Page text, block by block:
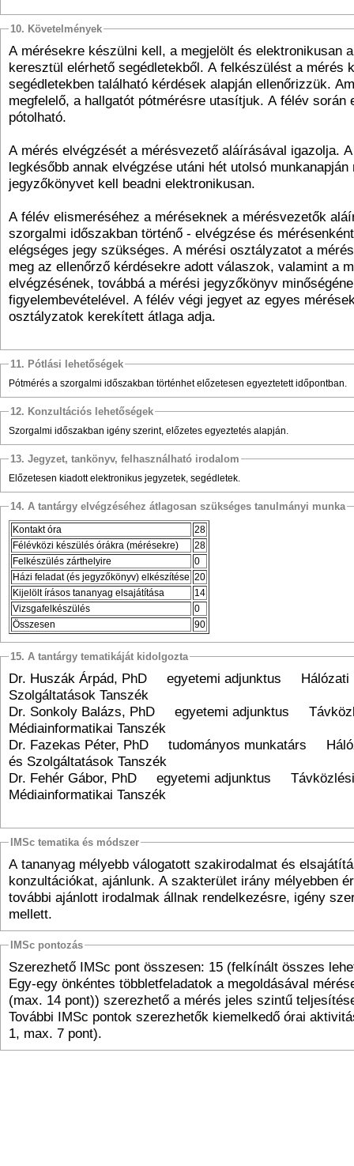
10. Követelmények
A mérésekre készülni kell, a megjelölt és elektronikusan
keresztül elérhető segédletekből. A felkészülést a mérés
segédletekben található kérdések alapján ellenőrizzük.
megfelelő, a hallgatót pótmérésre utasítjuk. A félév során
pótolható.
A mérés elvégzését a mérésvezető aláírásával igazolja.
legkésőbb annak elvégzése utáni hét utolsó munkanapján
jegyzőkönyvet kell beadni elektronikusan.
A félév elismeréséhez a méréseknek a mérésvezetők
szorgalmi időszakban történő - elvégzése és
elégséges jegy szükséges. A mérési osztályzatot a
meg az ellenőrző kérdésekre adott válaszok, valamint a
elvégzésének, továbbá a mérési jegyzőkönyv
figyelembevételével. A félév végi jegyet az egyes
osztályzatok kerekített átlaga adja.
11. Pótlási lehetőségek
Pótmérés a szorgalmi időszakban történhet előzetesen egyeztetett időpontban.
12. Konzultációs lehetőségek
Szorgalmi időszakban igény szerint, előzetes egyeztetés alapján.
13. Jegyzet, tankönyv, felhasználható irodalom
Előzetesen kiadott elektronikus jegyzetek, segédletek.
14. A tantárgy elvégzéséhez átlagosan szükséges tanulmányi munka
Kontakt óra
28
Félévközi készülés órákra (mérésekre)
28
Felkészülés zárthelyire
0
Házi feladat (és jegyzőkönyv) elkészítése 20
Kijelölt írásos tananyag elsajátítása
14
Vizsgafelkészülés
0
Összesen
90
15. A tantárgy tematikáját kidolgozta
Dr. Huszák Árpád, PhD egyetemi adjunktus Hálózati
Szolgáltatások Tanszék
Dr. Sonkoly Balázs, PhD egyetemi adjunktus
Médiainformatikai Tanszék
Dr. Fazekas Péter, PhD tudományos munkatárs
és Szolgáltatások Tanszék
Dr. Fehér Gábor, PhD egyetemi adjunktus
Médiainformatikai Tanszék
IMSc tematika és módszer
A tananyag mélyebb válogatott szakirodalmat és
konzultációkat, ajánlunk. A szakterület irány mélyebben
további ajánlott irodalmak állnak rendelkezésre, igény
mellett.
IMSc pontozás
Szerezhető IMSc pont összesen: 15 (felkínált összes
Egy-egy önkéntes többletfeladatok a megoldásával
(max. 14 pont)) szerezhető a mérés jeles szintű
További IMSc pontok szerezhetők kiemelkedő órai
1, max. 7 pont).